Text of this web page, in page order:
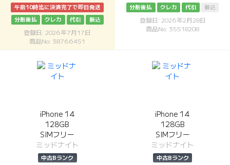
午前10時迄に決済完了で即日発送
分割後払
クレカ 代引 振込
登録日: 2026年7月17日
商品No: 38766451
分割後払 クレカ 代引 振込
登録日: 2026年2月28日
商品No: 35518208
iPhone 14
128GB
SIMフリー
ミッドナイト
中古Bランク
iPhone 14
128GB
SIMフリー
ミッドナイト
中古Bランク